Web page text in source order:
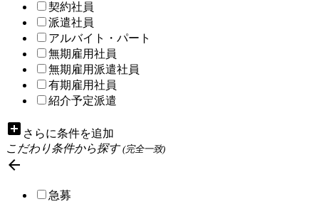
契約社員
派遣社員
アルバイト・パート
無期雇用社員
無期雇用派遣社員
有期雇用社員
紹介予定派遣
add_box さらに条件を追加
こだわり条件から探す(完全一致)

急募